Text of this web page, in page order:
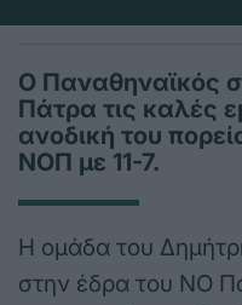
Ο Παναθηναϊκός
Πάτρα τις καλές
ανοδική του
ΝΟΠ με 11-7.
Η ομάδα του
στην έδρα του ΝΟ